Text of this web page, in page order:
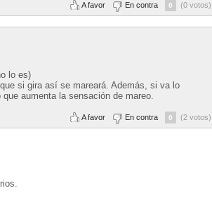
A favor En contra 0 (0 votos)
lo es)
si gira así se mareará. Además, si va lo
aumenta la sensación de mareo.
A favor En contra 0 (2 votos)